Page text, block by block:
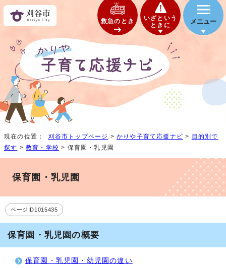
救急のとき
いざという
ときに
メニュー
現在の位置： 刈谷市トップページ >かりや子育て応援ナビ > 目的別で
探す >教育・学校 > 保育園・乳児園
保育園・乳児園
ページID1015435
保育園・乳児園の概要
保育園・乳児園・幼児園の違い